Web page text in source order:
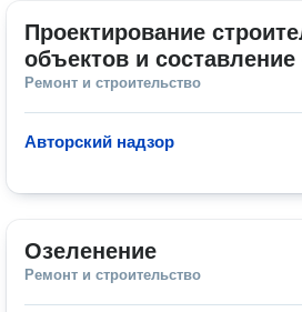
Проектирование
объектов и составление
Ремонт и строительство
Авторский надзор
Озеленение
Ремонт и строительство